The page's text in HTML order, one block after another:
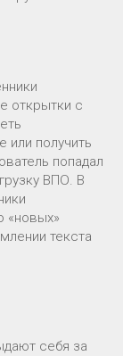
открытки с
или получить
попадал
ВПО. В
«новых»
текста
себя за